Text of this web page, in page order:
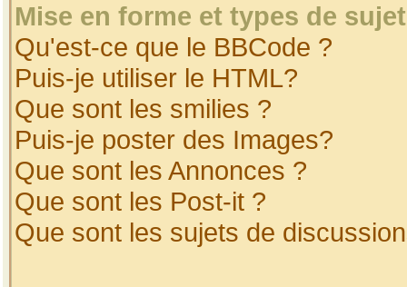
Mise en forme et types de
Qu'est-ce que le BBCode ?
Puis-je utiliser le HTML?
Que sont les smilies ?
Puis-je poster des Images?
Que sont les Annonces ?
Que sont les Post-it ?
Que sont les sujets de